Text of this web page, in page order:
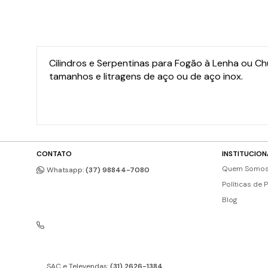
Cilindros e Serpentinas para Fogão à Lenha ou
tamanhos e litragens de aço ou de aço inox.
CONTATO
Whatsapp:(37) 98844-7080
Quem Somos
Políticas de
Blog